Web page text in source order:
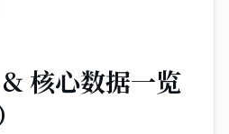
核心数据一览